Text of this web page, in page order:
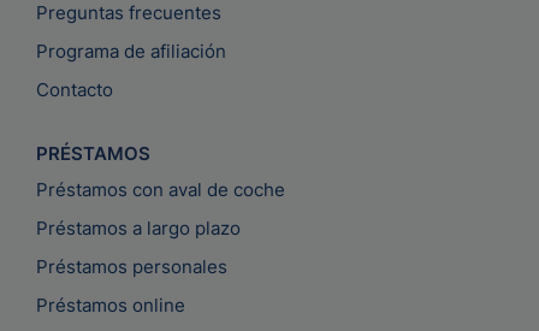
Preguntas frecuentes
Programa de afiliación
Contacto
PRÉSTAMOS
Préstamos con aval de coche
Préstamos a largo plazo
Préstamos personales
Préstamos online